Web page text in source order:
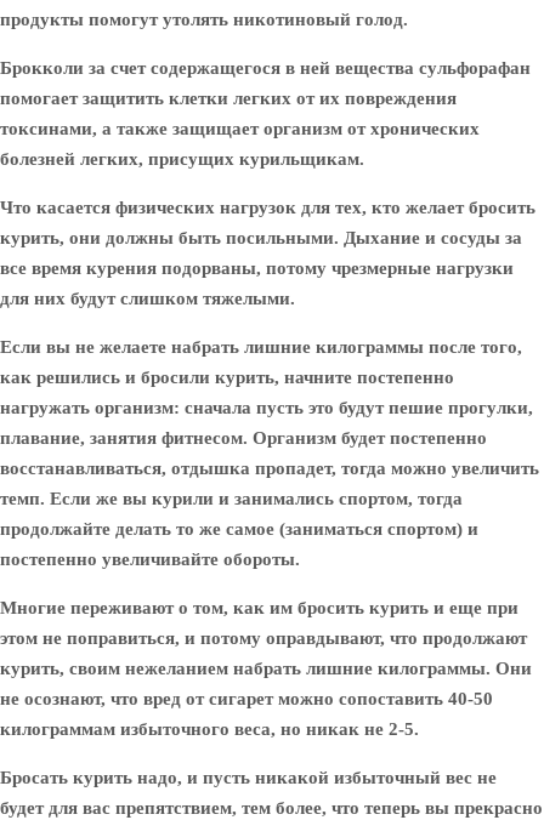
продукты помогут утолять никотиновый голод.
Брокколи за счет содержащегося в ней вещества сульфорафан
помогает защитить клетки легких от их повреждения
токсинами, а также защищает организм от хронических
болезней легких, присущих курильщикам.
Что касается физических нагрузок для тех, кто желает бросить
курить, они должны быть посильными. Дыхание и сосуды за
все время курения подорваны, потому чрезмерные нагрузки
для них будут слишком тяжелыми.
Если вы не желаете набрать лишние килограммы после того,
как решились и бросили курить, начните постепенно
нагружать организм: сначала пусть это будут пешие прогулки,
плавание, занятия фитнесом. Организм будет постепенно
восстанавливаться, отдышка пропадет, тогда можно увеличить
темп. Если же вы курили и занимались спортом, тогда
продолжайте делать то же самое (заниматься спортом) и
постепенно увеличивайте обороты.
Многие переживают о том, как им бросить курить и еще при
этом не поправиться, и потому оправдывают, что продолжают
курить, своим нежеланием набрать лишние килограммы. Они
не осознают, что вред от сигарет можно сопоставить 40-50
килограммам избыточного веса, но никак не 2-5.
Бросать курить надо, и пусть никакой избыточный вес не
будет для вас препятствием, тем более, что теперь вы прекрасно